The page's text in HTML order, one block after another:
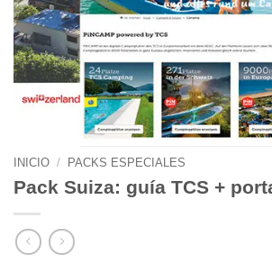
INICIO / PACKS ESPECIALES
Pack Suiza: guía TCS +